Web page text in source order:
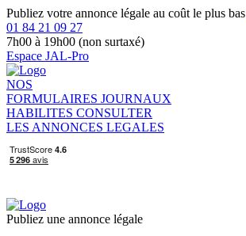
Publiez votre annonce légale au coût le plus bas
01 84 21 09 27
7h00 à 19h00 (non surtaxé)
Espace JAL-Pro
NOS
FORMULAIRES JOURNAUX
HABILITES CONSULTER
LES ANNONCES LEGALES
Publiez une annonce légale